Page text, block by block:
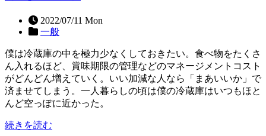
2022/07/11 Mon
一般
僕は冷蔵庫の中を極力少なくしておきたい。食べ物をたくさ
ん入れるほど、賞味期限の管理などのマネージメントコスト
がどんどん増えていく。いい加減な人なら「まあいいか」で
済ませてしまう。一人暮らしの頃は僕の冷蔵庫はいつもほと
んど空っぽに近かった。
続きを読む